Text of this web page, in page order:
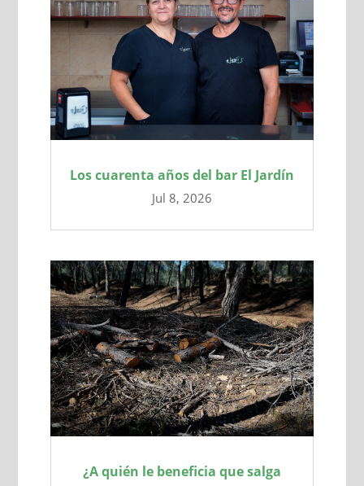
Los cuarenta años del bar El Jardín
Jul 8, 2026
¿A quién le beneficia que salga